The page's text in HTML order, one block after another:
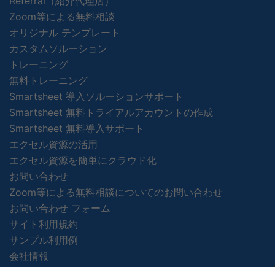
Zoom等による無料相談
オリジナル テンプレート
カスタムソルーション
トレーニング
無料トレーニング
Smartsheet 導入ソルーションサポート
Smartsheet 無料トライアルアカウントの作成
Smartsheet 無料導入サポート
エクセル資源の活用
エクセル資源を簡単にクラウド化
お問い合わせ
Zoom等による無料相談についてのお問い合わせ
お問い合わせ フォーム
サイト利用規約
サンプル利用例
会社情報